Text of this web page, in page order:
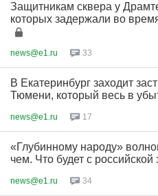
Защитникам сквера у
которых задержали во
news@e1.ru 33
В Екатеринбург заходит
Тюмени, который весь в
news@e1.ru 17
«Глубинному народу»
чем. Что будет с российской
news@e1.ru 34